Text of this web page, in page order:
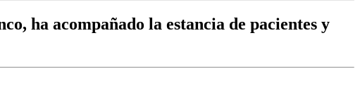
ha acompañado la estancia de pacientes y